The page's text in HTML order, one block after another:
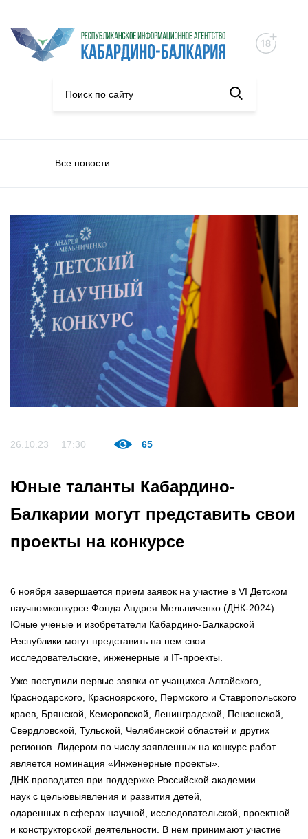
Все новости
Конкурсы
26.10.23 17:30 65
Юные таланты Кабардино-
Балкарии могут представить свои
проекты на конкурсе
6 ноября завершается прием заявок на участие в VI Детском
научномконкурсе Фонда Андрея Мельниченко (ДНК-2024).
Юные ученые и изобретатели Кабардино-Балкарской
Республики могут представить на нем свои
исследовательские, инженерные и IT-проекты.
Уже поступили первые заявки от учащихся Алтайского,
Краснодарского, Красноярского, Пермского и Ставропольского
краев, Брянской, Кемеровской, Ленинградской, Пензенской,
Свердловской, Тульской, Челябинской областей и других
регионов. Лидером по числу заявленных на конкурс работ
является номинация «Инженерные проекты».
ДНК проводится при поддержке Российской академии
наук с цельювыявления и развития детей,
одаренных в сферах научной, исследовательской, проектной
и конструкторской деятельности. В нем принимают участие